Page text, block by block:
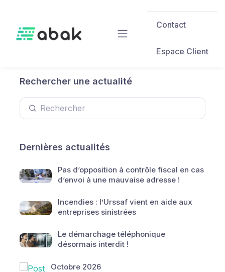
Contact
Espace Client
Rechercher une actualité
Dernières actualités
Pas d’opposition à contrôle fiscal en cas
d’envoi à une mauvaise adresse !
Incendies : l’Urssaf vient en aide aux
entreprises sinistrées
Le démarchage téléphonique
désormais interdit !
Octobre 2026